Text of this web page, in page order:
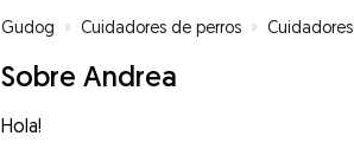
Gudog » Cuidadores de perros »
Sobre Andrea
Hola!